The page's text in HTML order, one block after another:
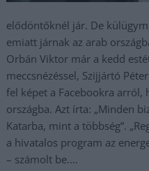
elődöntőknél jár. De
emiatt járnak az arab
Orbán Viktor már a kedd
meccsnézéssel, Szijjártó
fel képet a Facebookra arról,
országba. Azt írta: „Minden
Katarba, mint a többség”.
a hivatalos program az
– számolt be.…